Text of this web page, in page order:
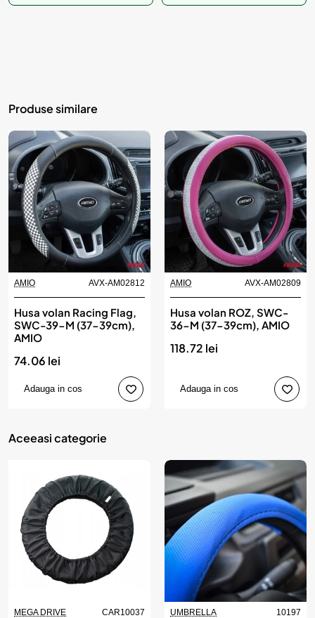
Produse similare
AMIO AVX-AM02812
Husa volan Racing Flag,
SWC-39-M (37-39cm),
AMIO
74.06 lei
Adauga in cos
AMIO AVX-AM02809
Husa volan ROZ, SWC-
36-M (37-39cm), AMIO
118.72 lei
Adauga in cos
Aceeasi categorie
MEGA DRIVE CAR10037 UMBRELLA 10197